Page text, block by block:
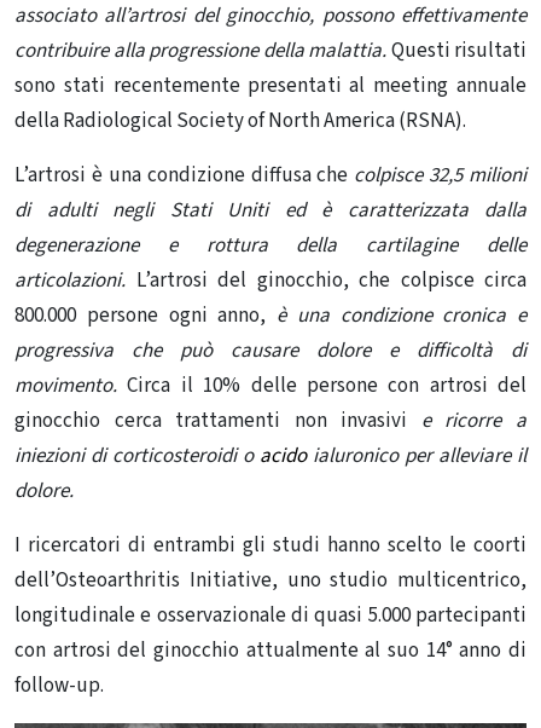
associato all’artrosi del ginocchio, possono effettivamente
contribuire alla progressione della malattia.Questi risultati
sono stati recentemente presentati al meeting annuale
dellaRadiological Society of North America (RSNA).
L’artrosi è una condizione diffusa che colpisce 32,5 milioni
di adulti negli Stati Uniti ed è caratterizzata dalla
degenerazione e rottura della cartilagine delle
articolazioni. L’artrosi del ginocchio, che colpisce circa
800.000 persone ogni anno, è una condizione cronica e
progressiva che può causare dolore e difficoltà di
movimento.Circa il 10% delle persone con artrosi del
ginocchio cerca trattamenti non invasivi e ricorre a
iniezioni di corticosteroidi o acidoialuronico per alleviare il
dolore.
I ricercatori di entrambi gli studi hanno scelto le coorti
dell’Osteoarthritis Initiative, uno studio multicentrico,
longitudinale e osservazionale di quasi 5.000 partecipanti
con artrosi del ginocchio attualmente al suo 14° anno di
follow-up.